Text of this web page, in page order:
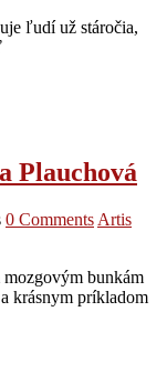
ľudí už stáročia,
Plauchová
0 Comments Artis
bunkám
krásnym príkladom